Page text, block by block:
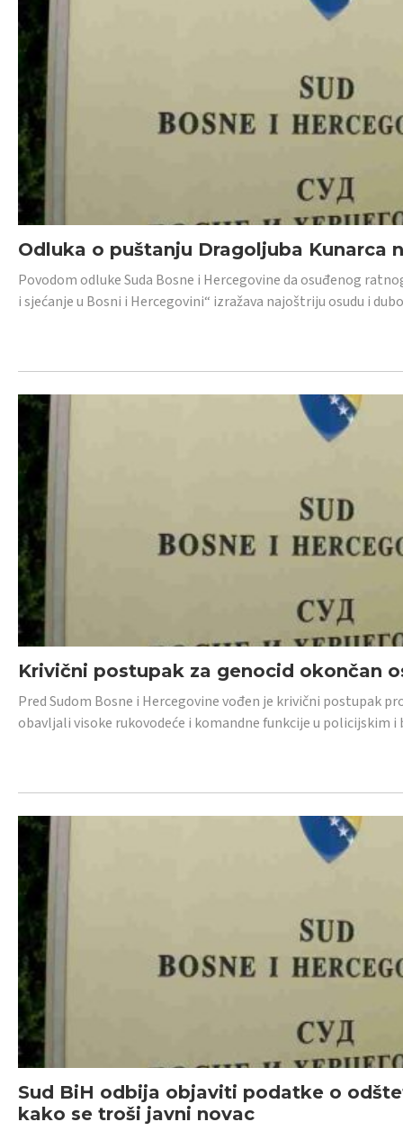
Odluka o puštanju Dragoljuba Kunarca
Povodom odluke Suda Bosne i Hercegovine da osuđenog
i sjećanje u Bosni i Hercegovini“ izražava najoštriju osudu i
Krivični postupak za genocid okončan
Pred Sudom Bosne i Hercegovine vođen je krivični postupak
obavljali visoke rukovodeće i komandne funkcije u policijskim
Sud BiH odbija objaviti podatke o
kako se troši javni novac